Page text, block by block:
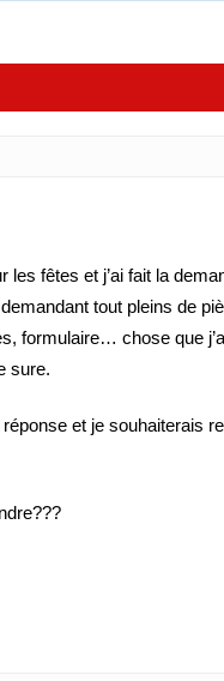
fêtes et j’ai fait la
tout pleins de
formulaire… chose que
sure.
et je souhaiterais